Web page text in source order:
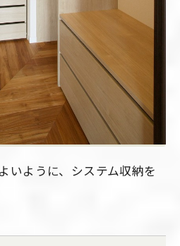
いように、システム収納を